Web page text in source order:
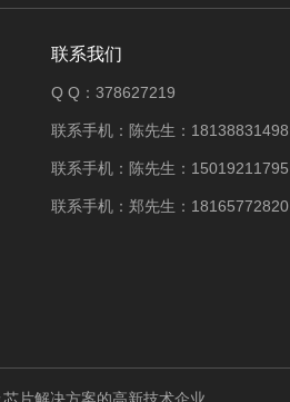
联系我们
Q Q：378627219
联系手机：陈先生：18138831498
联系手机：陈先生：15019211795
联系手机：郑先生：18165772820